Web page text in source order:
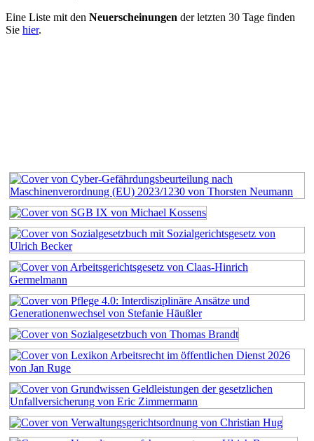
Eine Liste mit den Neuerscheinungen der letzten 30 Tage finden
Sie hier.